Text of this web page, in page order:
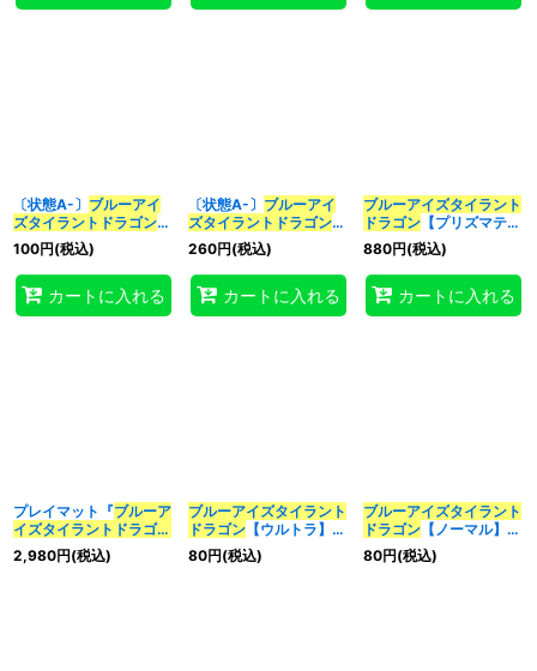
〔状態A-〕 ブルーアイ
ズタイラント ドラゴン
【シークレット】
{QCCP-JP008}《融
合》
100円(税込)
カートに入れる
〔状態A-〕 ブルーアイ
ズタイラント ドラゴン
(ロゴ)【シークレット】
{25LP-JP019}《融合》
260円(税込)
カートに入れる
ブルーアイズタイラント
ドラゴン【プリズマティ
ックシークレット】
{BACH-JP037}《融
合》
880円(税込)
カートに入れる
プレイマット『ブルーア
イズタイラント ドラゴン
(THAI2021)』【-】{-}
《プレイマット》
2,980円(税込)
ブルーアイズタイラント
ドラゴン【ウルトラ】
{QCCP-JP008}《融
合》
80円(税込)
ブルーアイズタイラント
ドラゴン【ノーマル】
{SD47-JP038}《融
合》
80円(税込)